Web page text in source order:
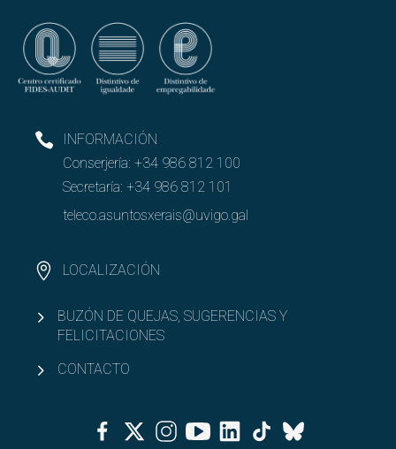
Descripción del GETT
¿Qué se aprende en el GETT?
Asignaturas por curso y guías docentes del GETT
Especialidades o menciones del GETT
Acceso y admisión en el GETT
GETT
INFORMACIÓN
Conserjería: +34 986 812 100
Secretaría: +34 986 812 101
teleco.asuntosxerais@uvigo.gal
LOCALIZACIÓN
BUZÓN DE QUEJAS, SUGERENCIAS Y
FELICITACIONES
CONTACTO
FacebookTwitterInstagramYoutubeLinkedinTiktok
Bluesky